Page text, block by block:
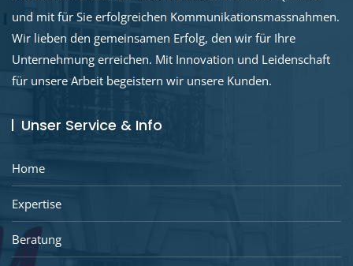
und mit für Sie erfolgreichen Kommunikationsmassnahmen.
Wir lieben den gemeinsamen Erfolg, den wir für Ihre
Unternehmung erreichen. Mit Innovation und Leidenschaft
für unsere Arbeit begeistern wir unsere Kunden.
Unser Service & Info
Home
Expertise
Beratung